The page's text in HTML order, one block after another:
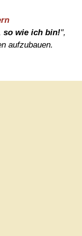
wie ich bin!",
aufzubauen.